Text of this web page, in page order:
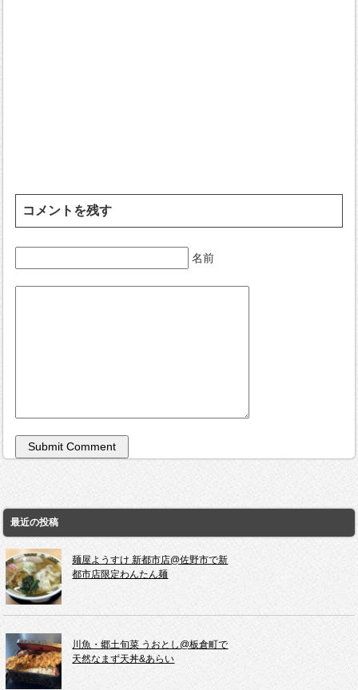
コメントを残す
名前
最近の投稿
麺屋ようすけ 新都市店@佐野市で新
都市店限定わんたん麺
川魚・郷土旬菜 うおとし@板倉町で
天然なまず天丼&あらい